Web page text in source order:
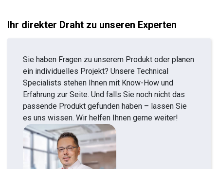
Ihr direkter Draht zu unseren Experten
Sie haben Fragen zu unserem Produkt oder planen
ein individuelles Projekt? Unsere Technical
Specialists stehen Ihnen mit Know-How und
Erfahrung zur Seite. Und falls Sie noch nicht das
passende Produkt gefunden haben – lassen Sie
es uns wissen. Wir helfen Ihnen gerne weiter!